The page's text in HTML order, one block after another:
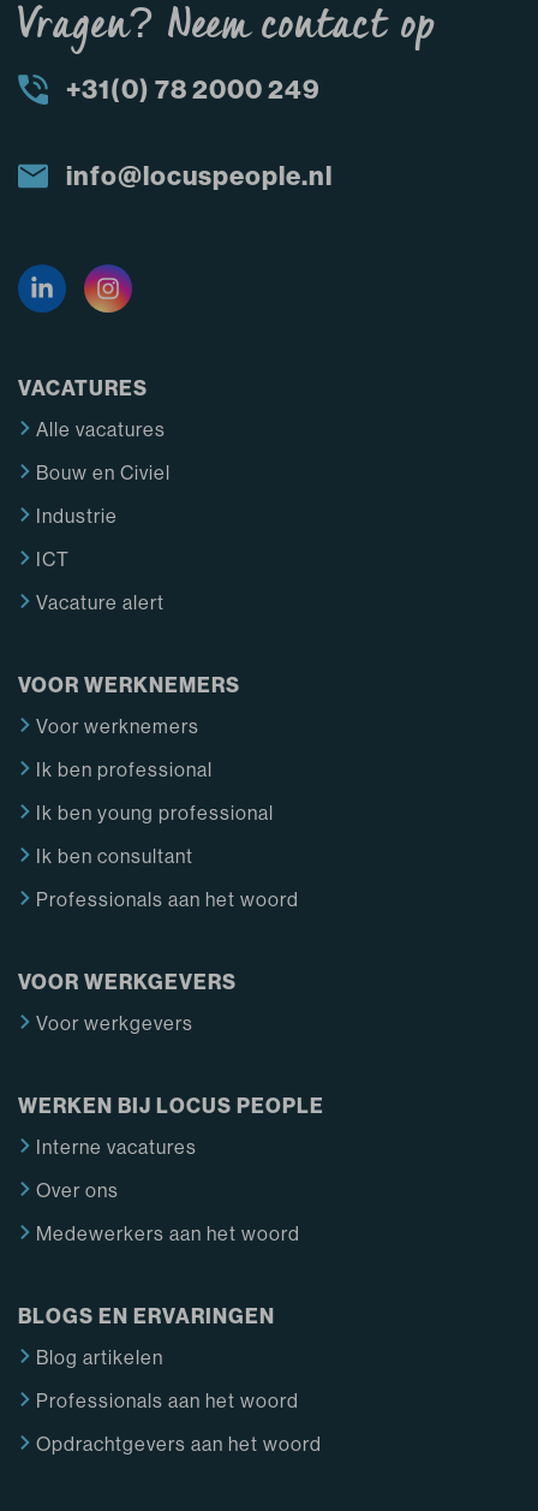
Vragen? Neem contact op
+31(0) 78 2000 249
info@locuspeople.nl
VACATURES
Alle vacatures
Bouw en Civiel
Industrie
ICT
Vacature alert
VOOR WERKNEMERS
Voor werknemers
Ik ben professional
Ik ben young professional
Ik ben consultant
Professionals aan het woord
VOOR WERKGEVERS
Voor werkgevers
WERKEN BIJ LOCUS PEOPLE
Interne vacatures
Over ons
Medewerkers aan het woord
BLOGS EN ERVARINGEN
Blog artikelen
Professionals aan het woord
Opdrachtgevers aan het woord